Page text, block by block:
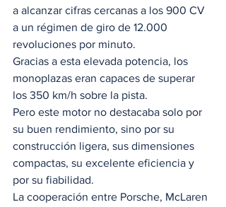
a alcanzar cifras cercanas a los 900 CV
a un régimen de giro de 12.000
revoluciones por minuto.
Gracias a esta elevada potencia, los
monoplazas eran capaces de superar
los 350 km/h sobre la pista.
Pero este motor no destacaba solo por
su buen rendimiento, sino por su
construcción ligera, sus dimensiones
compactas, su excelente eficiencia y
por su fiabilidad.
La cooperación entre Porsche, McLaren